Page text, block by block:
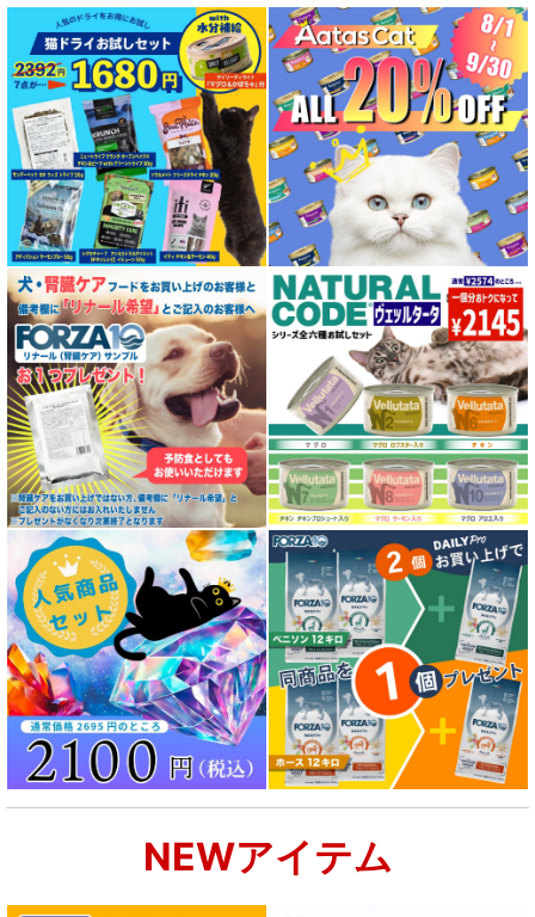
特集 グリーントライプ（第４胃）とは
特集 フリーズドライ
特集 エアドライフード
特殊製法のドッグフード
特殊製法のキャットフード
全年齢対応 フード for DOG
パピー用 フード for DOG
成犬用 フード for DOG
シニア犬用フード for DOG
食物アレルギー対応 ドッグフード
腎臓ケア対応ドッグフード
肝臓ケア対応ドッグフード
NEWアイテム